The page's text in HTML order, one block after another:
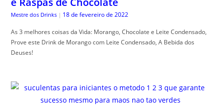
Mestre dos Drinks | 18 de fevereiro de 2022
As 3 melhores coisas da Vida: Morango, Chocolate e Leite Condensado,
Prove este Drink de Morango com Leite Condensado, A Bebida dos
Deuses!